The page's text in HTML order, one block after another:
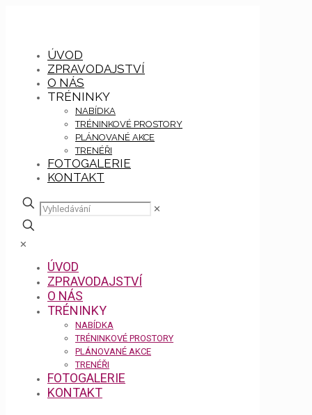
ÚVOD
ZPRAVODAJSTVÍ
O NÁS
TRÉNINKY
NABÍDKA
TRÉNINKOVÉ PROSTORY
PLÁNOVANÉ AKCE
TRENÉŘI
FOTOGALERIE
KONTAKT
✕
✕
ÚVOD
ZPRAVODAJSTVÍ
O NÁS
TRÉNINKY
NABÍDKA
TRÉNINKOVÉ PROSTORY
PLÁNOVANÉ AKCE
TRENÉŘI
FOTOGALERIE
KONTAKT